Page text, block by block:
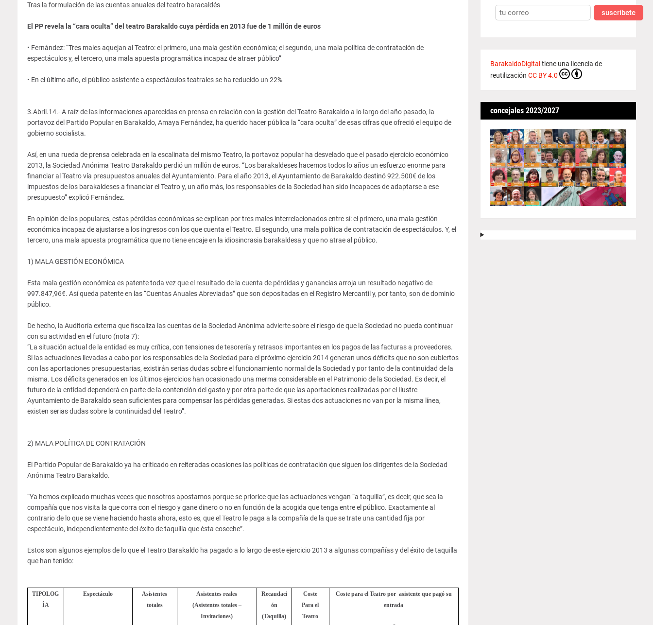
Tras la formulación de las cuentas anuales del teatro baracaldés
El PP revela la “cara oculta” del teatro Barakaldo cuya pérdida en 2013 fue de 1 millón de euros
• Fernández: “Tres males aquejan al Teatro: el primero, una mala gestión económica; el segundo, una mala política de contratación de
espectáculos y, el tercero, una mala apuesta programática incapaz de atraer público”
• En el último año, el público asistente a espectáculos teatrales se ha reducido un 22%
3.Abril.14.- A raíz de las informaciones aparecidas en prensa en relación con la gestión del Teatro Barakaldo a lo largo del año pasado, la
portavoz del Partido Popular en Barakaldo, Amaya Fernández, ha querido hacer pública la “cara oculta” de esas cifras que ofreció el equipo de
gobierno socialista.
Así, en una rueda de prensa celebrada en la escalinata del mismo Teatro, la portavoz popular ha desvelado que el pasado ejercicio económico
2013, la Sociedad Anónima Teatro Barakaldo perdió un millón de euros. “Los barakaldeses hacemos todos lo años un esfuerzo enorme para
financiar al Teatro vía presupuestos anuales del Ayuntamiento. Para el año 2013, el Ayuntamiento de Barakaldo destinó 922.500€ de los
impuestos de los barakaldeses a financiar el Teatro y, un año más, los responsables de la Sociedad han sido incapaces de adaptarse a ese
presupuesto” explicó Fernández.
En opinión de los populares, estas pérdidas económicas se explican por tres males interrelacionados entre sí: el primero, una mala gestión
económica incapaz de ajustarse a los ingresos con los que cuenta el Teatro. El segundo, una mala política de contratación de espectáculos. Y, el
tercero, una mala apuesta programática que no tiene encaje en la idiosincrasia barakaldesa y que no atrae al público.
1) MALA GESTIÓN ECONÓMICA
Esta mala gestión económica es patente toda vez que el resultado de la cuenta de pérdidas y ganancias arroja un resultado negativo de
997.847,96€. Así queda patente en las “Cuentas Anuales Abreviadas” que son depositadas en el Registro Mercantil y, por tanto, son de dominio
público.
De hecho, la Auditoría externa que fiscaliza las cuentas de la Sociedad Anónima advierte sobre el riesgo de que la Sociedad no pueda continuar
con su actividad en el futuro (nota 7):
“La situación actual de la entidad es muy crítica, con tensiones de tesorería y retrasos importantes en los pagos de las facturas a proveedores.
Si las actuaciones llevadas a cabo por los responsables de la Sociedad para el próximo ejercicio 2014 generan unos déficits que no son cubiertos
con las aportaciones presupuestarias, existirán serias dudas sobre el funcionamiento normal de la Sociedad y por tanto de la continuidad de la
misma. Los déficits generados en los últimos ejercicios han ocasionado una merma considerable en el Patrimonio de la Sociedad. Es decir, el
futuro de la entidad dependerá en parte de la contención del gasto y por otra parte de que las aportaciones realizadas por el Ilustre
Ayuntamiento de Barakaldo sean suficientes para compensar las pérdidas generadas. Si estas dos actuaciones no van por la misma línea,
existen serias dudas sobre la continuidad del Teatro”.
2) MALA POLÍTICA DE CONTRATACIÓN
El Partido Popular de Barakaldo ya ha criticado en reiteradas ocasiones las políticas de contratación que siguen los dirigentes de la Sociedad
Anónima Teatro Barakaldo.
“Ya hemos explicado muchas veces que nosotros apostamos porque se priorice que las actuaciones vengan “a taquilla”, es decir, que sea la
compañía que nos visita la que corra con el riesgo y gane dinero o no en función de la acogida que tenga entre el público. Exactamente al
contrario de lo que se viene haciendo hasta ahora, esto es, que el Teatro le paga a la compañía de la que se trate una cantidad fija por
espectáculo, independientemente del éxito de taquilla que ésta coseche”.
Estos son algunos ejemplos de lo que el Teatro Barakaldo ha pagado a lo largo de este ejercicio 2013 a algunas compañías y del éxito de taquilla
que han tenido:
TIPOLOG
ÍA
Espectáculo
Asistentes
totales
Asistentes reales
(Asistentes totales –
Invitaciones)
Recaudaci
ón
(Taquilla)
Coste
Para el
Teatro
Coste para el Teatro por asistente que pagó su
entrada
suscríbete
BarakaldoDigital tiene una licencia de
reutilización CC BY 4.0
concejales 2023/2027